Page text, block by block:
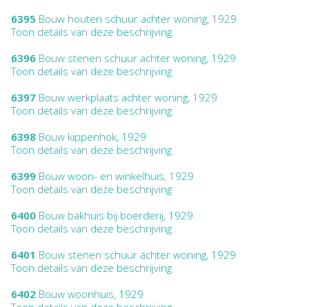
6395 Bouw houten schuur achter woning, 1929
Toon details van deze beschrijving
6396 Bouw stenen schuur achter woning, 1929
Toon details van deze beschrijving
6397 Bouw werkplaats achter woning, 1929
Toon details van deze beschrijving
6398 Bouw kippenhok, 1929
Toon details van deze beschrijving
6399 Bouw woon- en winkelhuis, 1929
Toon details van deze beschrijving
6400 Bouw bakhuis bij boerderij, 1929
Toon details van deze beschrijving
6401 Bouw stenen schuur achter woning, 1929
Toon details van deze beschrijving
6402 Bouw woonhuis, 1929